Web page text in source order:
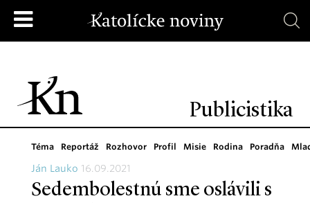
Publicistika
Téma Reportáž Rozhovor Profil Misie Rodina Poradňa
Ján Lauko 16.09.2021
Sedembolestnú sme oslávili s